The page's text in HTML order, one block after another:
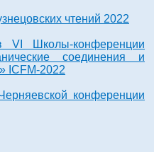
чтений 2022
VI Школы-конференции
соединения и
ICFM-2022
конференции